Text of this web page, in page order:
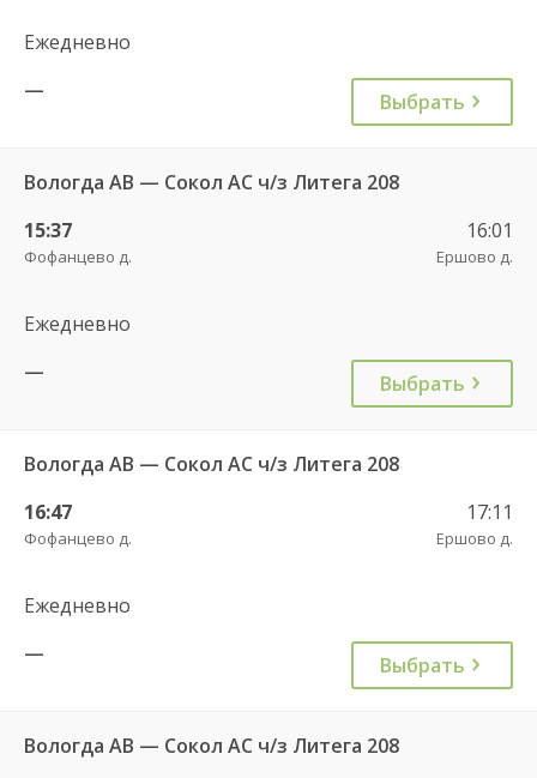
Ежедневно
—
Выбрать
Вологда АВ — Сокол АС ч/з Литега 208
15:37
Фофанцево д.
16:01
Ершово д.
Ежедневно
—
Выбрать
Вологда АВ — Сокол АС ч/з Литега 208
16:47
Фофанцево д.
17:11
Ершово д.
Ежедневно
—
Выбрать
Вологда АВ — Сокол АС ч/з Литега 208